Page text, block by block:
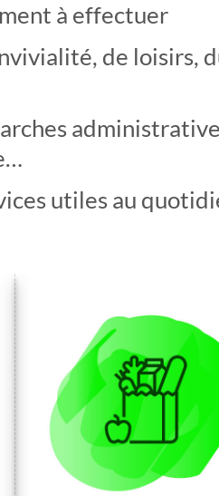
à effectuer
de loisirs,
utiles au